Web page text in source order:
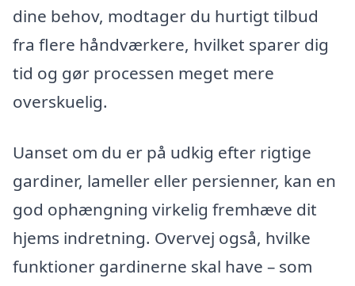
dine behov, modtager du hurtigt tilbud
fra flere håndværkere, hvilket sparer dig
tid og gør processen meget mere
overskuelig.
Uanset om du er på udkig efter rigtige
gardiner, lameller eller persienner, kan en
god ophængning virkelig fremhæve dit
hjems indretning. Overvej også, hvilke
funktioner gardinerne skal have – som